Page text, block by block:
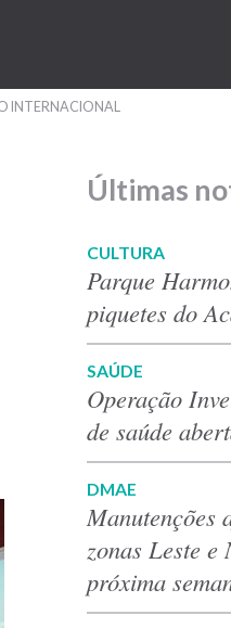
INTERNACIONAL
Últimas
CULTURA
Parque
piquetes do
SAÚDE
Operação
de saúde
DMAE
Manutenções
zonas Leste e
próxima